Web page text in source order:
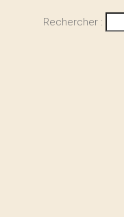
Rechercher :